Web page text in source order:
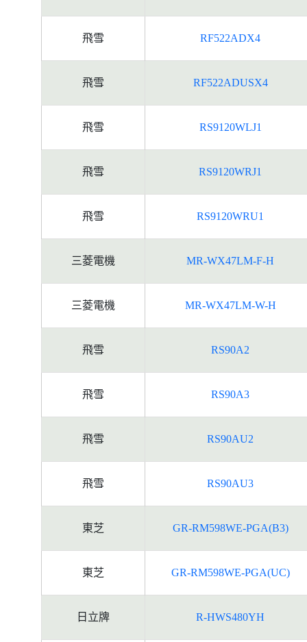
飛雪 RF522ADX4
飛雪 RF522ADUSX4
飛雪 RS9120WLJ1
飛雪 RS9120WRJ1
飛雪 RS9120WRU1
三菱電機 MR-WX47LM-F-H
三菱電機 MR-WX47LM-W-H
飛雪 RS90A2
飛雪 RS90A3
飛雪 RS90AU2
飛雪 RS90AU3
東芝 GR-RM598WE-PGA(B3)
東芝 GR-RM598WE-PGA(UC)
日立牌 R-HWS480YH